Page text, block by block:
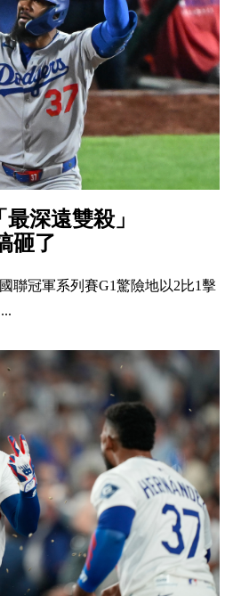
深遠雙殺」
砸了
聯冠軍系列賽G1驚險地以2比1擊